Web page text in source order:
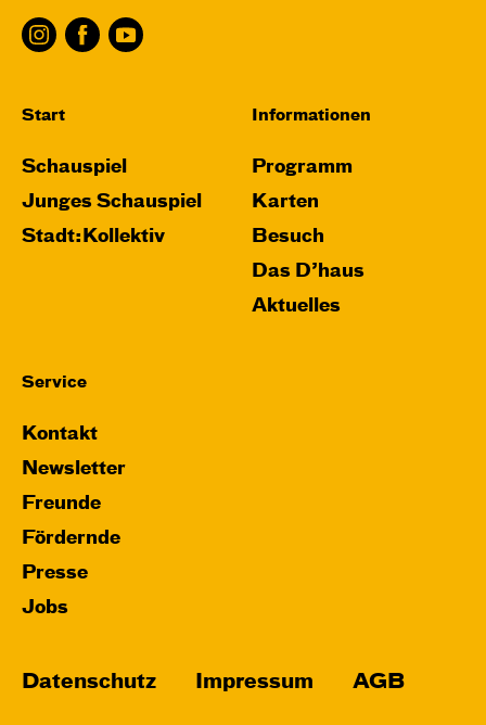
Start
Schauspiel
Junges Schauspiel
Stadt:Kollektiv
Informationen
Programm
Karten
Besuch
Das D’haus
Aktuelles
Service
Kontakt
Newsletter
Freunde
Fördernde
Presse
Jobs
Datenschutz Impressum AGB